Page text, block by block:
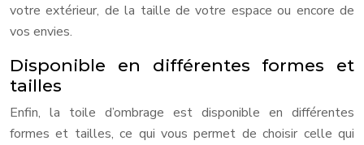
votre extérieur, de la taille de votre espace ou encore de
vos envies.
Disponible en différentes formes et
tailles
Enfin, la toile d’ombrage est disponible en différentes
formes et tailles, ce qui vous permet de choisir celle qui